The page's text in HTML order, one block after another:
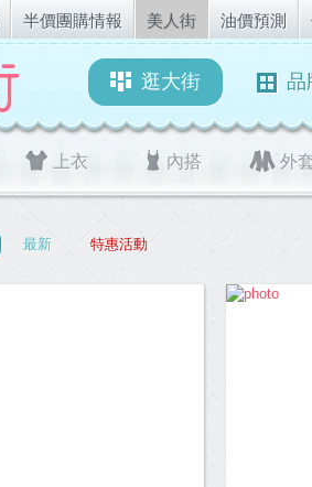
半價團購情報 美人街 油價預測
逛大街 品
上衣 內搭 外
最新 特惠活動